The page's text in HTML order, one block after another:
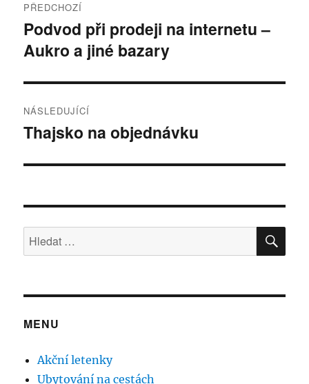
pro
příspěvek
PŘEDCHOZÍ
Předchozí
příspěvek:
Podvod při prodeji na internetu –
Aukro a jiné bazary
NÁSLEDUJÍCÍ
Následující
Thajsko na objednávku
Hledat:
MENU
Akční letenky
Ubytování na cestách